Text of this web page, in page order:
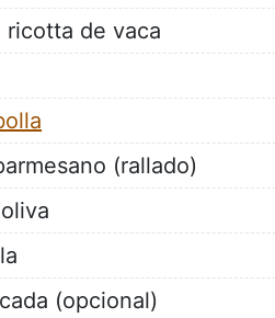
de vaca
(rallado)
(opcional)